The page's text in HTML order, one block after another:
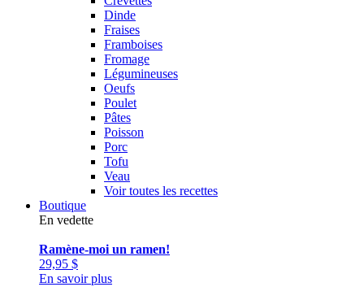
Dinde
Fraises
Framboises
Fromage
Légumineuses
Oeufs
Poulet
Pâtes
Poisson
Porc
Tofu
Veau
Voir toutes les recettes
Boutique
En vedette
Ramène-moi un ramen!
29,95 $
En savoir plus